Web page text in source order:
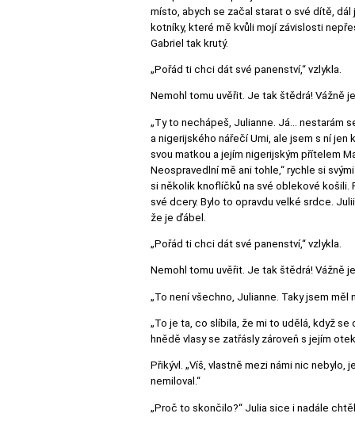
místo, abych se začal starat o své dítě,
kotníky, které mě kvůli mojí závislosti
Gabriel tak krutý.
„Pořád ti chci dát své panenství,“ vzlykla.
Nemohl tomu uvěřit. Je tak štědrá! Vážně
„Ty to nechápeš, Julianne. Já… nestarám
a nigerijského nářečí Umi, ale jsem s ní jen
svou matkou a jejím nigerijským přítelem
Neospravedlní mě ani tohle,“ rychle si
si několik knoflíčků na své oblekové košili.
své dcery. Bylo to opravdu velké srdce.
že je ďábel.
„Pořád ti chci dát své panenství,“ vzlykla.
Nemohl tomu uvěřit. Je tak štědrá! Vážně
„To není všechno, Julianne. Taky jsem
„To je ta, co slíbila, že mi to udělá, když
hnědě vlasy se zatřásly zároveň s jejím
Přikývl. „Víš, vlastně mezi námi nic
nemiloval.“
„Proč to skončilo?“ Julia sice i nadále